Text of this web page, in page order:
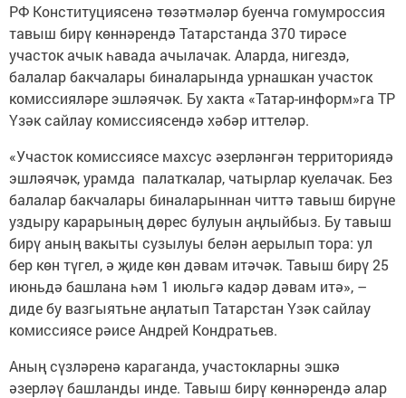
РФ Конституциясенә төзәтмәләр буенча гомумроссия
тавыш бирү көннәрендә Татарстанда 370 тирәсе
участок ачык һавада ачылачак. Аларда, нигездә,
балалар бакчалары биналарында урнашкан участок
комиссияләре эшләячәк. Бу хакта «Татар-информ»га ТР
Үзәк сайлау комиссиясендә хәбәр иттеләр.
«Участок комиссиясе махсус әзерләнгән территориядә
эшләячәк, урамда палаткалар, чатырлар куелачак. Без
балалар бакчалары биналарыннан читтә тавыш бирүне
уздыру карарының дөрес булуын аңлыйбыз. Бу тавыш
бирү аның вакыты сузылуы белән аерылып тора: ул
бер көн түгел, ә җиде көн дәвам итәчәк. Тавыш бирү 25
июньдә башлана һәм 1 июльгә кадәр дәвам итә», –
диде бу вазгыятьне аңлатып Татарстан Үзәк сайлау
комиссиясе рәисе Андрей Кондратьев.
Аның сүзләренә караганда, участокларны эшкә
әзерләү башланды инде. Тавыш бирү көннәрендә алар